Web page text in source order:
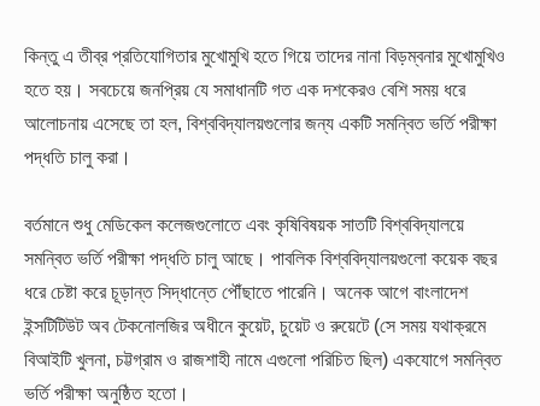
কিন্তু এ তীব্র প্রতিযোগিতার মুখোমুখি হতে গিয়ে তাদের নানা বিড়ম্বনার মুখোমুখিও
হতে হয়। সবচেয়ে জনপ্রিয় যে সমাধানটি গত এক দশকেরও বেশি সময় ধরে
আলোচনায় এসেছে তা হল, বিশ্ববিদ্যালয়গুলোর জন্য একটি সমন্বিত ভর্তি পরীক্ষা
পদ্ধতি চালু করা।
বর্তমানে শুধু মেডিকেল কলেজগুলোতে এবং কৃষিবিষয়ক সাতটি বিশ্ববিদ্যালয়ে
সমন্বিত ভর্তি পরীক্ষা পদ্ধতি চালু আছে। পাবলিক বিশ্ববিদ্যালয়গুলো কয়েক বছর
ধরে চেষ্টা করে চূড়ান্ত সিদ্ধান্তে পৌঁছাতে পারেনি। অনেক আগে বাংলাদেশ
ইন্সটিটিউট অব টেকনোলজির অধীনে কুয়েট, চুয়েট ও রুয়েটে (সে সময় যথাক্রমে
বিআইটি খুলনা, চট্টগ্রাম ও রাজশাহী নামে এগুলো পরিচিত ছিল) একযোগে সমন্বিত
ভর্তি পরীক্ষা অনুষ্ঠিত হতো।